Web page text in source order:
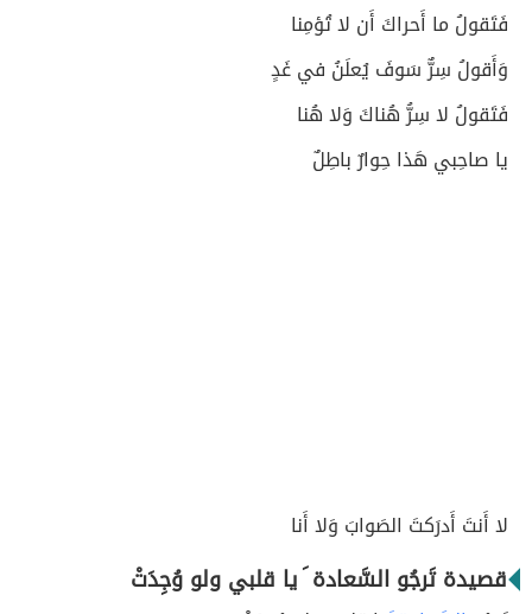
فَتَقولُ ما أَحراكَ أَن لا تُؤمِنا
وَأَقولُ سِرٌّ سَوفَ يُعلَنُ في غَدٍ
فَتَقولُ لا سِرُّ هُناكَ وَلا هُنا
يا صاحِبي هَذا حِوارٌ باطِلٌ
لا أَنتَ أَدرَكتَ الصَوابَ وَلا أَنا
قصيدة تَرجُو السَّعادة َ يا قلبي ولو وُجِدَتْ